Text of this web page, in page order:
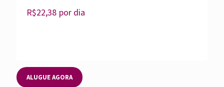
R$22,38 por dia
ALUGUE AGORA